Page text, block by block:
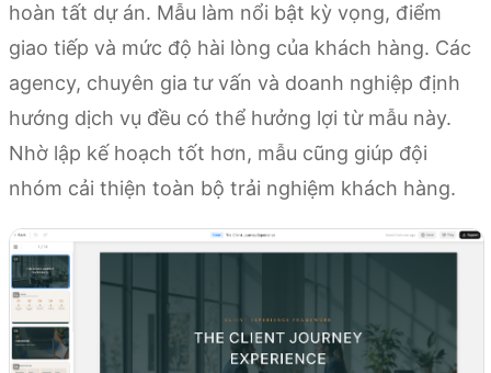
hoàn tất dự án. Mẫu làm nổi bật kỳ vọng, điểm
giao tiếp và mức độ hài lòng của khách hàng. Các
agency, chuyên gia tư vấn và doanh nghiệp định
hướng dịch vụ đều có thể hưởng lợi từ mẫu này.
Nhờ lập kế hoạch tốt hơn, mẫu cũng giúp đội
nhóm cải thiện toàn bộ trải nghiệm khách hàng.